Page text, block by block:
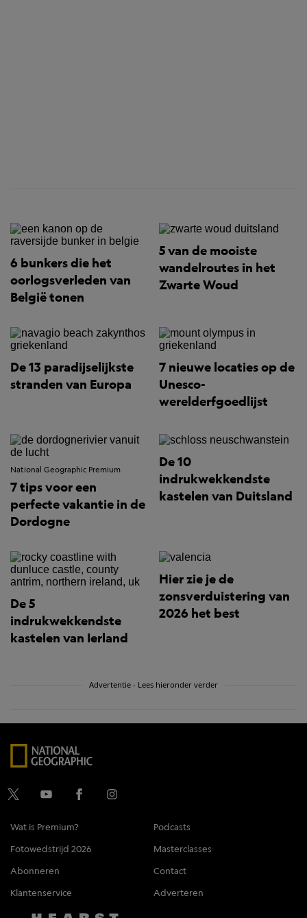
6 bunkers die het
oorlogsverleden van
België tonen
5 van de mooiste
wandelroutes in het
Zwarte Woud
De 13 paradijselijkste
stranden van Europa
7 nieuwe locaties op de
Unesco-
werelderfgoedlijst
National Geographic Premium
7 tips voor een
perfecte vakantie in de
Dordogne
De 10
indrukwekkendste
kastelen van Duitsland
De 5
indrukwekkendste
kastelen van Ierland
Hier zie je de
zonsverduistering van
2026 het best
Advertentie - Lees hieronder verder
Wat is Premium?
Podcasts
Fotowedstrijd 2026
Masterclasses
Abonneren
Contact
Klantenservice
Adverteren